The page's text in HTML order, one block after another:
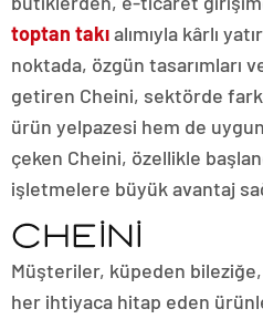
toptan takıalımıyla kârlı
noktada, özgün tasarımları
getiren Cheini, sektörde
ürün yelpazesi hem de
çeken Cheini, özellikle
işletmelere büyük avantaj
Müşteriler, küpeden
her ihtiyaca hitap eden